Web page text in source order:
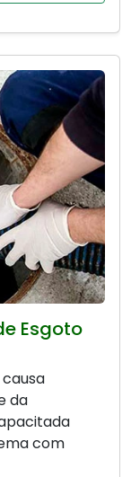
Esgoto
da
com